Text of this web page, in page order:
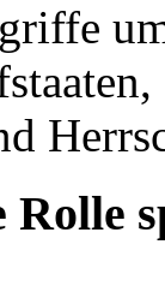
Rolle